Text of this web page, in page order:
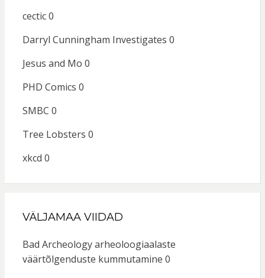
cectic0
Darryl Cunningham Investigates 0
Jesus and Mo 0
PHD Comics 0
SMBC 0
Tree Lobsters 0
xkcd 0
VÄLJAMAA VIIDAD
Bad Archeologyarheoloogiaalaste
väärtõlgenduste kummutamine 0